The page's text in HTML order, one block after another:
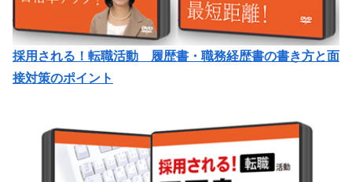
採用される！転職活動 履歴書・職務経歴書の書き方と面
接対策のポイント